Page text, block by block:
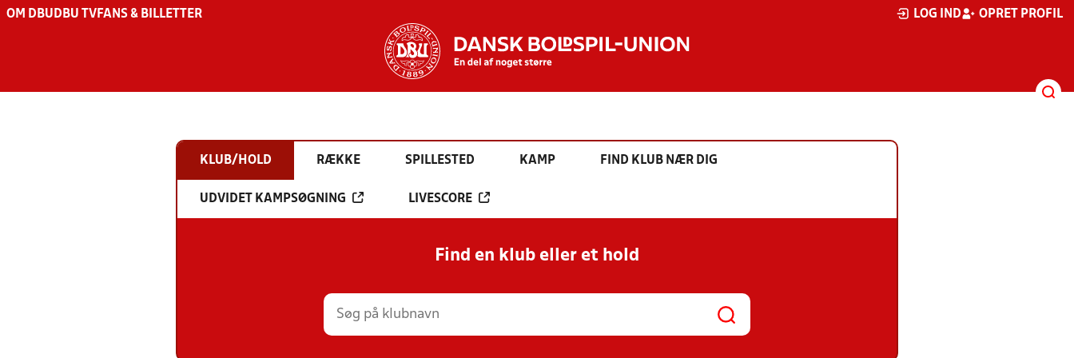
OM DBU DBU TV FANS & BILLETTER LOG IND OPRET PROFIL
KLUB/HOLD RÆKKE SPILLESTED KAMP FIND KLUB NÆR DIG
UDVIDET KAMPSØGNING LIVESCORE
Find en klub eller et hold